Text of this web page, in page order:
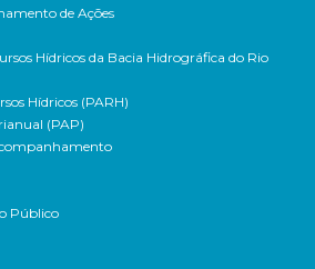
de Ações
Hídricos da Bacia Hidrográfica do Rio
Hídricos (PARH)
(PAP)
Público